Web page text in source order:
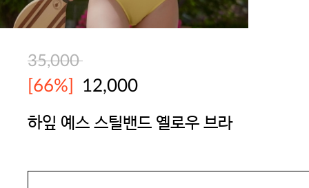
35,000
[66%] 12,000
하잎 예스 스틸밴드 옐로우 브라